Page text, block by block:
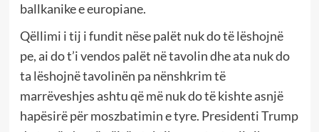
ballkanike e europiane.
Qëllimi i tij i fundit nëse palët nuk do të lëshojnë
pe, ai do t’i vendos palët në tavolin dhe ata nuk do
ta lëshojnë tavolinën pa nënshkrim të
marrëveshjes ashtu që më nuk do të kishte asnjë
hapësirë për moszbatimin e tyre. Presidenti Trump